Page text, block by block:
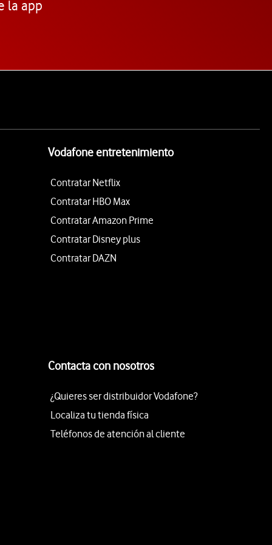
la app
Vodafone entretenimiento
Contratar Netflix
Contratar HBO Max
Contratar Amazon Prime
Contratar Disney plus
Contratar DAZN
Contacta con nosotros
¿Quieres ser distribuidor Vodafone?
Localiza tu tienda física
Teléfonos de atención al cliente